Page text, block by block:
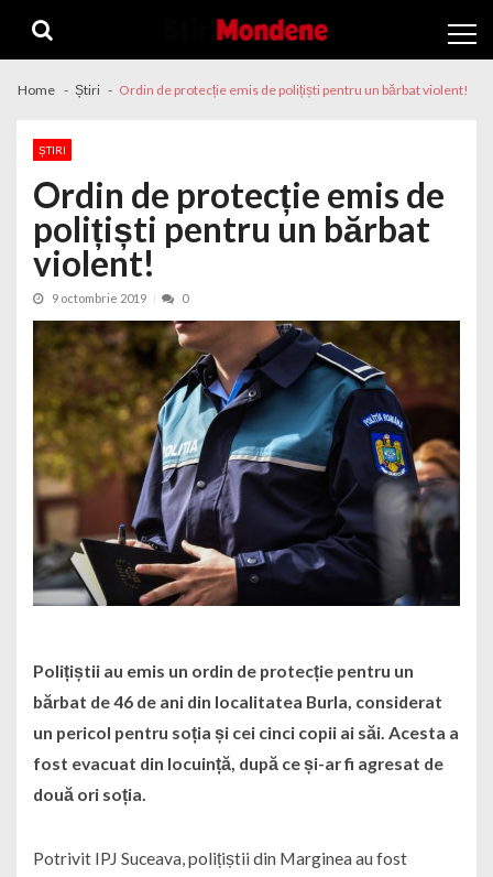
Home Știri Ordin de protecție emis de polițiști pentru un bărbat violent!
ȘTIRI
Ordin de protecție emis de
polițiști pentru un bărbat
violent!
9 octombrie 2019 0
Polițiștii au emis un ordin de protecție pentru un
bărbat de 46 de ani din localitatea Burla, considerat
un pericol pentru soția și cei cinci copii ai săi. Acesta a
fost evacuat din locuință, după ce și-ar fi agresat de
două ori soția.
Potrivit IPJ Suceava, polițiștii din Marginea au fost